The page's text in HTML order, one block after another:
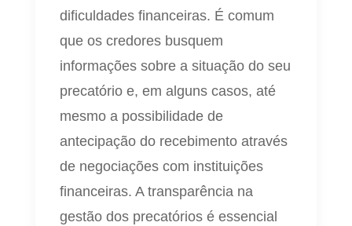
dificuldades financeiras. É comum
que os credores busquem
informações sobre a situação do seu
precatório e, em alguns casos, até
mesmo a possibilidade de
antecipação do recebimento através
de negociações com instituições
financeiras. A transparência na
gestão dos precatórios é essencial